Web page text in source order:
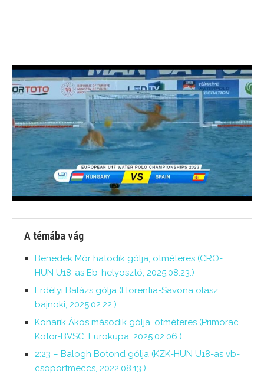
A témába vág
Benedek Mór hatodik gólja, ötméteres (CRO-
HUN U18-as Eb-helyosztó, 2025.08.23.)
Erdélyi Balázs gólja (Florentia-Savona olasz
bajnoki, 2025.02.22.)
Konarik Ákos második gólja, ötméteres (Primorac
Kotor-BVSC, Eurokupa, 2025.02.06.)
2:23 – Balogh Botond gólja (KZK-HUN U18-as vb-
csoportmeccs, 2022.08.13.)